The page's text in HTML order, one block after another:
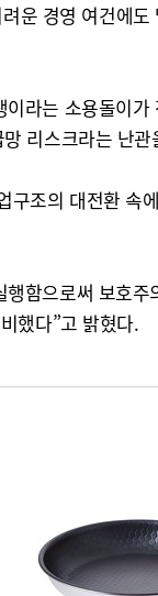
운 경영 여건에
라는 소용돌이
리스크라는 난
조의 대전환
함으로써 보호
했다”고 밝혔다.